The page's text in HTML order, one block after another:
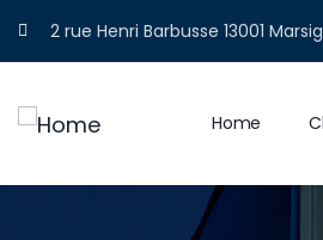
2 rue Henri Barbusse 13001
Home